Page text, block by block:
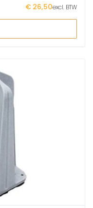
€ 26,50excl. BTW